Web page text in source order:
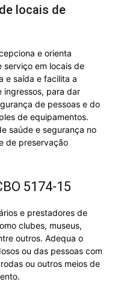
locais de
e orienta
serviço em locais de
e saída e facilita a
ingressos, para dar
de pessoas e do
de equipamentos.
saúde e segurança no
de preservação
5174-15
e prestadores de
clubes, museus,
outros. Adequa o
ou das pessoas com
ou outros meios de